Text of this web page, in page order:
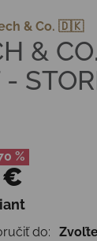
&
& Co. 🇩🇰
%
€
do: